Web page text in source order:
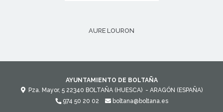
AURE LOURON
AYUNTAMIENTO DE BOLTAÑA
Pza. Mayor, 5 22340 BOLTAÑA (HUESCA) - ARAGÓN (ESPAÑA)
974 50 20 02
boltana@boltana.es